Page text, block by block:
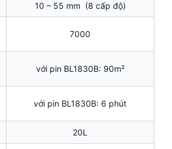
10 – 55 mm (8 cấp độ)
7000
với pin BL1830B: 90m²
với pin BL1830B: 6 phút
20L